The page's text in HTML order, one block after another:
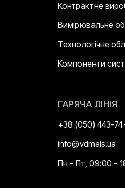
Контрактне
Вимірювальне
Технологічне
Компоненти
ГАРЯЧА ЛІНІЯ
+38 (050) 443-
info@vdmais.ua
Пн - Пт, 09:00 -